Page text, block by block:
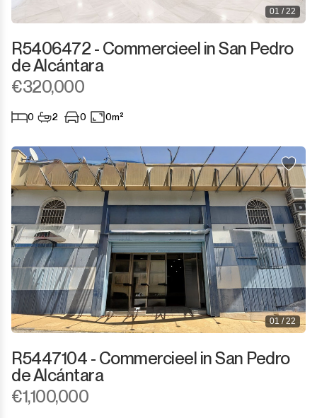
01 / 22
R5406472 - Commercieel in San Pedro
de Alcántara
€320,000
0 2 0 0m²
01 / 22
R5447104 - Commercieel in San Pedro
de Alcántara
€1,100,000